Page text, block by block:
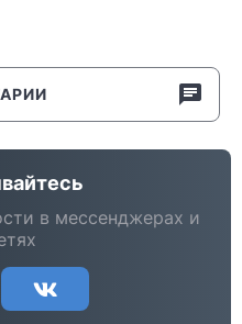
в мессенджерах и